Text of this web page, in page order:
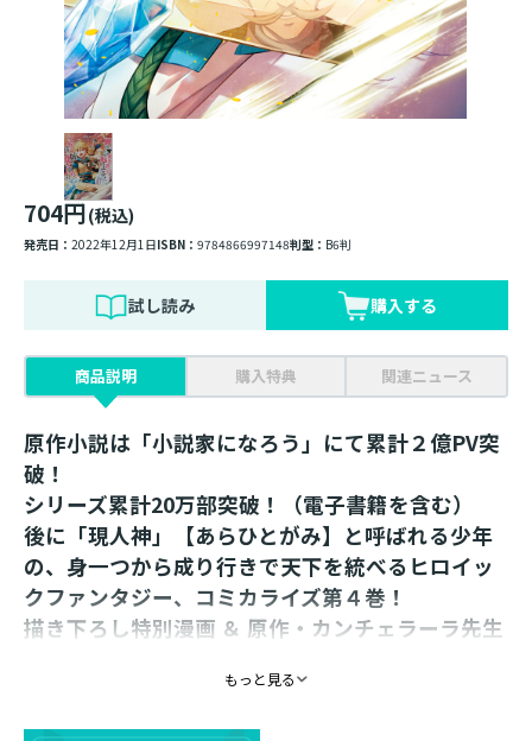
704円(税込)
発売日： 2022年12月1日ISBN： 9784866997148判型： B6判
試し読み 購入する
商品説明 購入特典 関連ニュース
原作小説は「小説家になろう」にて累計２億PV突
破！
シリーズ累計20万部突破！（電子書籍を含む）
後に「現人神」【あらひとがみ】と呼ばれる少年
の、身一つから成り行きで天下を統べるヒロイッ
クファンタジー、コミカライズ第４巻！
描き下ろし特別漫画 ＆ 原作・カンチェラーラ先生
もっと見る